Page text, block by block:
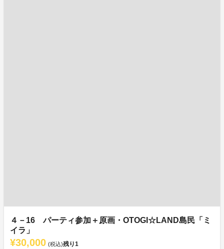
４－16 パーティ参加＋原画・OTOGI☆LAND島民「ミ
イラ」
¥30,000 (税込)残り1